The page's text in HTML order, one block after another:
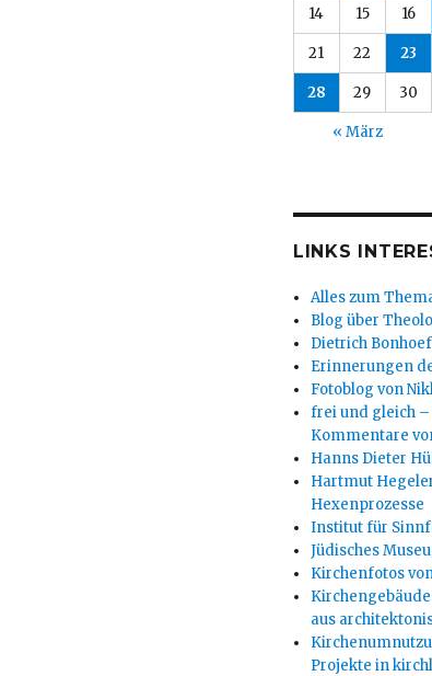
14 15 16
21 22 23
28 29 30
« März
LINKS
Alles zum
Blog über
Dietrich
Erinnerungen
Fotoblog von
frei und gleich –
Kommentare
Hanns Dieter
Hartmut
Hexenprozesse
Institut für
Jüdisches
Kirchenfotos
aus
Projekte in